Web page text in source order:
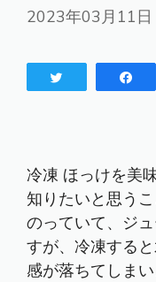
2023年03月11日
冷凍 ほっけを美
知りたいと思う
のっていて、ジ
すが、冷凍する
感が落ちてしま